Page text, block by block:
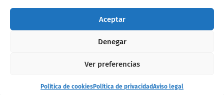
Aceptar
Denegar
Ver preferencias
Política de cookiesPolítica de privacidadAviso legal
todas las
actividades